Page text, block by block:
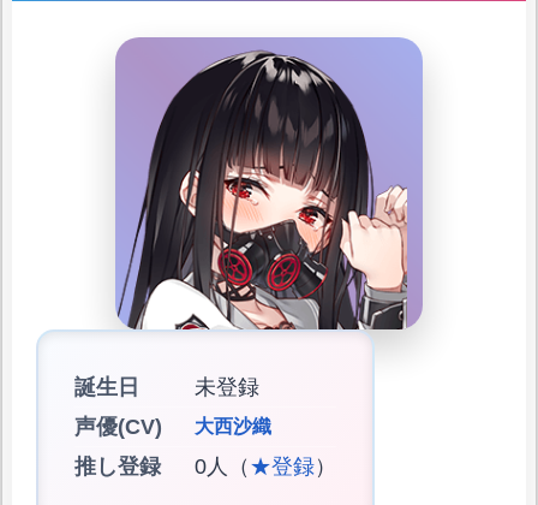
誕生日
未登録
声優(CV)
大西沙織
推し登録 0人（ ★登録）